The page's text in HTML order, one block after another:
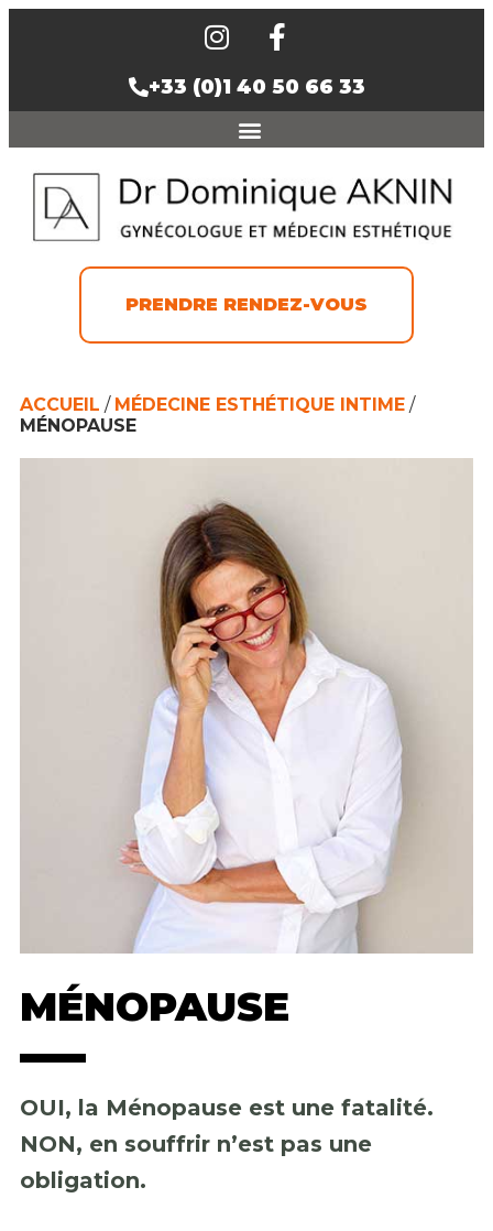
+33 (0)1 40 50 66 33
PRENDRE RENDEZ-VOUS
ACCUEIL / MÉDECINE ESTHÉTIQUE INTIME /
MÉNOPAUSE
MÉNOPAUSE
OUI, la Ménopause est une fatalité.
NON, en souffrir n’est pas une
obligation.